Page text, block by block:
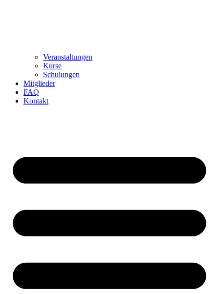
Veranstaltungen
Kurse
Schulungen
Mitglieder
FAQ
Kontakt